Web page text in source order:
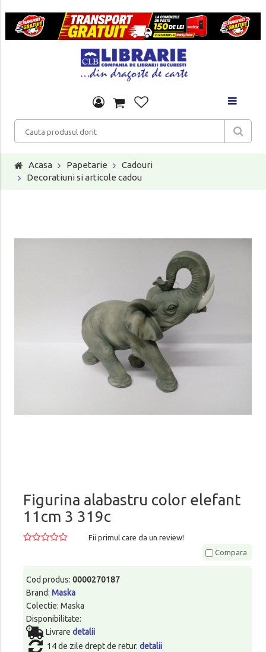
Acasa Papetarie
Cadouri
Decoratiuni si articole cadou
Figurina alabastru color elefant
11cm 3 319c
Fii primul care da un review!
Compara
Cod produs: 0000270187
Brand: Maska
Colectie: Maska
Disponibilitate:
Livrare detalii
14 de zile drept de retur. detalii